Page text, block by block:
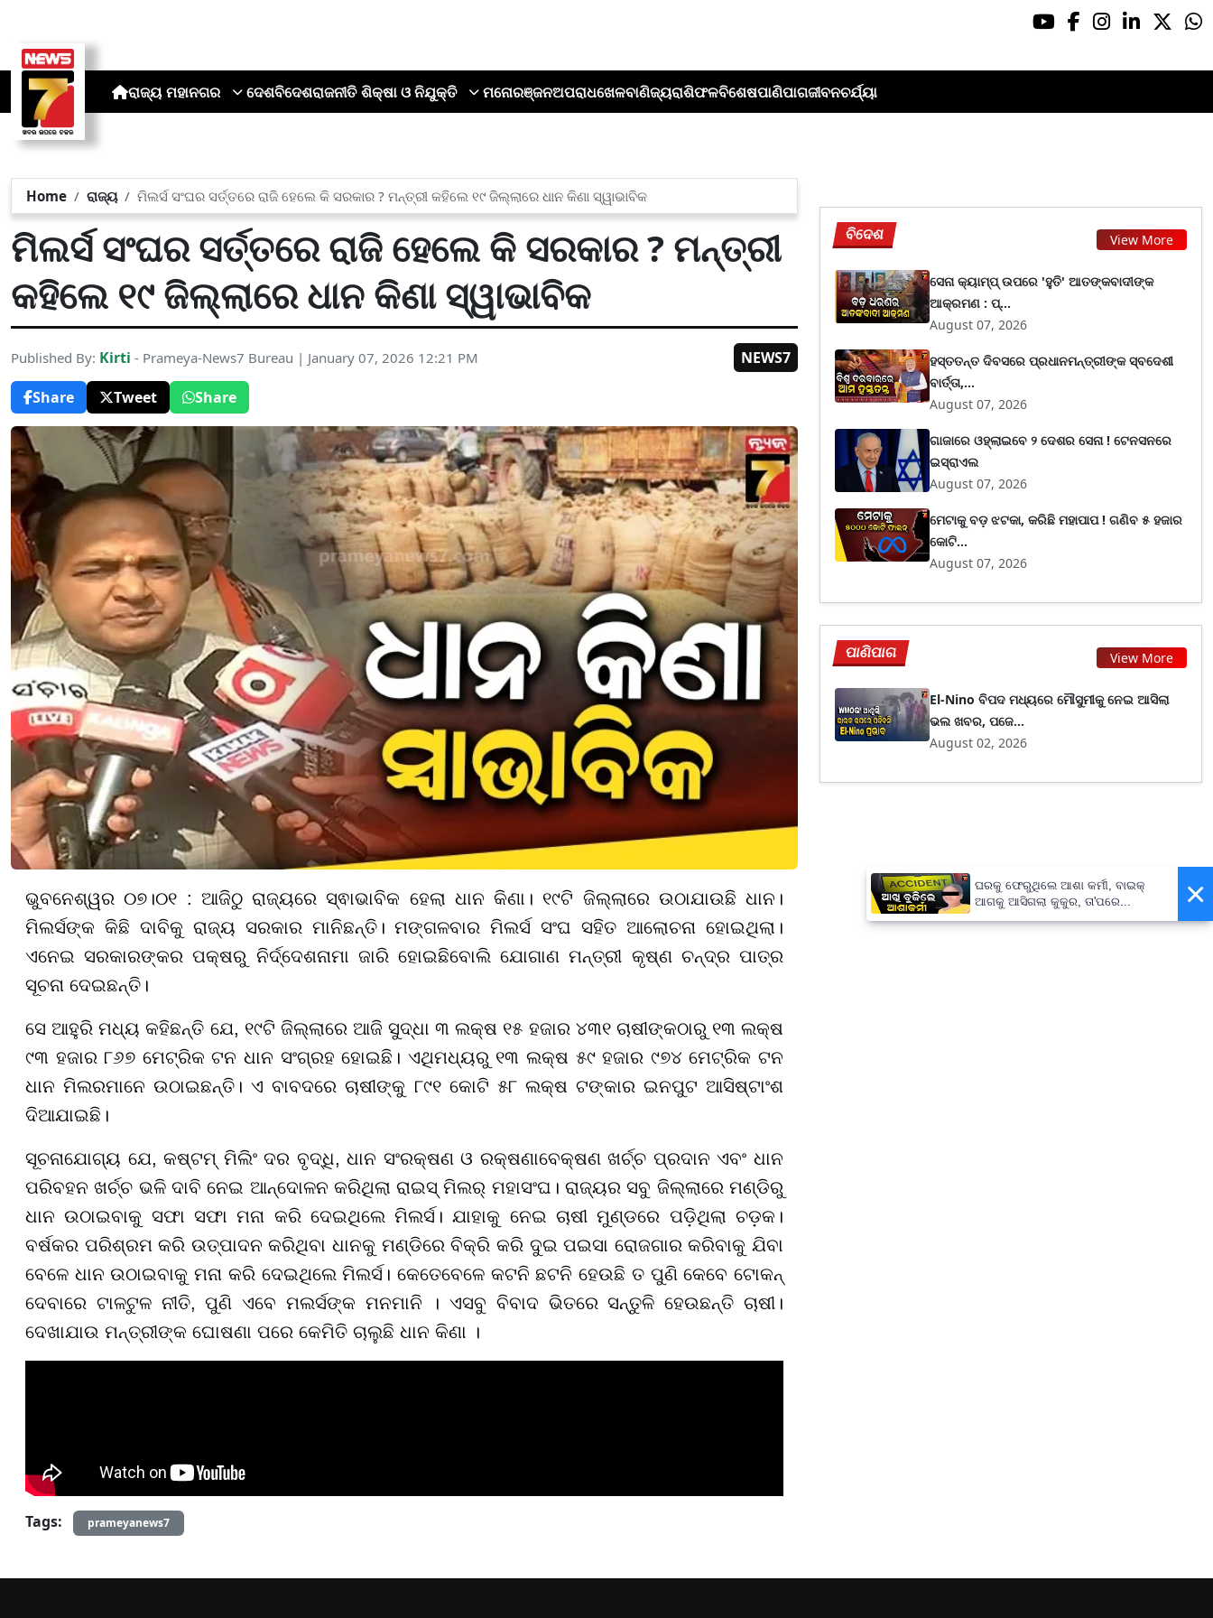
ରାଜ୍ୟ ମହାନଗର ଦେଶବିଦେଶରାଜନୀତି ଶିକ୍ଷା ଓ ନିଯୁକ୍ତି ମନୋରଞ୍ଜନଅପରାଧଖେଳବାଣିଜ୍ୟରାଶିଫଳବିଶେଷପାଣିପାଗଜୀବନଚର୍ଯ୍ୟା
Home ରାଜ୍ୟ ମିଲର୍ସ ସଂଘର ସର୍ତ୍ତରେ ରାଜି ହେଲେ କି ସରକାର ? ମନ୍ତ୍ରୀ କହିଲେ ୧୯ ଜିଲ୍ଲାରେ ଧାନ କିଣା ସ୍ୱାଭାବିକ
ମିଲର୍ସ ସଂଘର ସର୍ତ୍ତରେ ରାଜି ହେଲେ କି ସରକାର ? ମନ୍ତ୍ରୀ
କହିଲେ ୧୯ ଜିଲ୍ଲାରେ ଧାନ କିଣା ସ୍ୱାଭାବିକ
Published By: Kirti - Prameya-News7 Bureau | January 07, 2026 12:21 PM
NEWS7
Share
Tweet Share
ଭୁବନେଶ୍ୱର ୦୭।୦୧ : ଆଜିଠୁ ରାଜ୍ୟରେ ସ୍ଵାଭାବିକ ହେଲା ଧାନ କିଣା। ୧୯ଟି ଜିଲ୍ଲାରେ ଉଠାଯାଉଛି ଧାନ।
ମିଲର୍ସଙ୍କ କିଛି ଦାବିକୁ ରାଜ୍ୟ ସରକାର ମାନିଛନ୍ତି। ମଙ୍ଗଳବାର ମିଲର୍ସ ସଂଘ ସହିତ ଆଲୋଚନା ହୋଇଥିଲା।
ଏନେଇ ସରକାରଙ୍କର ପକ୍ଷରୁ ନିର୍ଦ୍ଦେଶନାମା ଜାରି ହୋଇଛିବୋଲି ଯୋଗାଣ ମନ୍ତ୍ରୀ କୃଷ୍ଣ ଚନ୍ଦ୍ର ପାତ୍ର
ସୂଚନା ଦେଇଛନ୍ତି।
ସେ ଆହୁରି ମଧ୍ୟ କହିଛନ୍ତି ଯେ, ୧୯ଟି ଜିଲ୍ଲାରେ ଆଜି ସୁଦ୍ଧା ୩ ଲକ୍ଷ ୧୫ ହଜାର ୪୩୧ ଚାଷୀଙ୍କଠାରୁ ୧୩ ଲକ୍ଷ
୯୩ ହଜାର ୮୬୭ ମେଟ୍ରିକ ଟନ ଧାନ ସଂଗ୍ରହ ହୋଇଛି। ଏଥିମଧ୍ୟରୁ ୧୩ ଲକ୍ଷ ୫୯ ହଜାର ୯୭୪ ମେଟ୍ରିକ ଟନ
ଧାନ ମିଲରମାନେ ଉଠାଇଛନ୍ତି। ଏ ବାବଦରେ ଚାଷୀଙ୍କୁ ୮୯୧ କୋଟି ୫୮ ଲକ୍ଷ ଟଙ୍କାର ଇନପୁଟ ଆସିଷ୍ଟାଂଶ
ଦିଆଯାଇଛି।
ସୂଚନାଯୋଗ୍ୟ ଯେ, କଷ୍ଟମ୍ ମିଲିଂ ଦର ବୃଦ୍ଧି, ଧାନ ସଂରକ୍ଷଣ ଓ ରକ୍ଷଣାବେକ୍ଷଣ ଖର୍ଚ୍ଚ ପ୍ରଦାନ ଏବଂ ଧାନ
ପରିବହନ ଖର୍ଚ୍ଚ ଭଳି ଦାବି ନେଇ ଆନ୍ଦୋଳନ କରିଥିଲା ରାଇସ୍ ମିଲର୍ ମହାସଂଘ। ରାଜ୍ୟର ସବୁ ଜିଲ୍ଲାରେ ମଣ୍ଡିରୁ
ଧାନ ଉଠାଇବାକୁ ସଫା ସଫା ମନା କରି ଦେଇଥିଲେ ମିଲର୍ସ। ଯାହାକୁ ନେଇ ଚାଷୀ ମୁଣ୍ଡରେ ପଡ଼ିଥିଲା ଚଡ଼କ।
ବର୍ଷକର ପରିଶ୍ରମ କରି ଉତ୍ପାଦନ କରିଥିବା ଧାନକୁ ମଣ୍ଡିରେ ବିକ୍ରି କରି ଦୁଇ ପଇସା ରୋଜଗାର କରିବାକୁ ଯିବା
ବେଳେ ଧାନ ଉଠାଇବାକୁ ମନା କରି ଦେଇଥିଲେ ମିଲର୍ସ। କେତେବେଳେ କଟନି ଛଟନି ହେଉଛି ତ ପୁଣି କେବେ ଟୋକନ୍
ଦେବାରେ ଟାଳଟୁଳ ନୀତି, ପୁଣି ଏବେ ମଲର୍ସଙ୍କ ମନମାନି । ଏସବୁ ବିବାଦ ଭିତରେ ସନ୍ତୁଳି ହେଉଛନ୍ତି ଚାଷୀ।
ଦେଖାଯାଉ ମନ୍ତ୍ରୀଙ୍କ ଘୋଷଣା ପରେ କେମିତି ଚାଲୁଛି ଧାନ କିଣା ।
Tags: prameyanews7
ବିଦେଶ View More
ସେନା କ୍ୟାମ୍ପ୍ ଉପରେ 'ହୁତି' ଆତଙ୍କବାଦୀଙ୍କ
ଆକ୍ରମଣ : ପ୍...
August 07, 2026
ହସ୍ତତନ୍ତ ଦିବସରେ ପ୍ରଧାନମନ୍ତ୍ରୀଙ୍କ ସ୍ବଦେଶୀ
ବାର୍ତ୍ତା,...
August 07, 2026
ଗାଜାରେ ଓହ୍ଲାଇବେ ୨ ଦେଶର ସେନା ! ଟେନସନରେ
ଇସ୍ରାଏଲ
August 07, 2026
ମେଟାକୁ ବଡ଼ ଝଟକା, କରିଛି ମହାପାପ ! ଗଣିବ ୫ ହଜାର
କୋଟି...
August 07, 2026
ପାଣିପାଗ View More
El-Nino ବିପଦ ମଧ୍ୟରେ ମୌସୁମୀକୁ ନେଇ ଆସିଲା
ଭଲ ଖବର, ପଜେ...
August 02, 2026
×
ଘରକୁ ଫେରୁଥିଲେ ଆଶା କର୍ମୀ, ବାଇକ୍
ଆଗକୁ ଆସିଗଲା କୁକୁର, ତା'ପରେ...